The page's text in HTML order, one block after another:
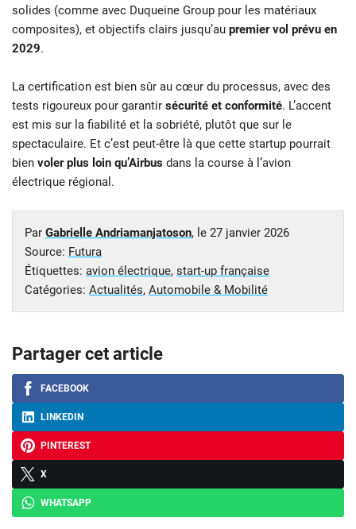
solides (comme avec Duqueine Group pour les matériaux
composites), et objectifs clairs jusqu’au premier vol prévu en
2029.
La certification est bien sûr au cœur du processus, avec des
tests rigoureux pour garantir sécurité et conformité. L’accent
est mis sur la fiabilité et la sobriété, plutôt que sur le
spectaculaire. Et c’est peut-être là que cette startup pourrait
bien voler plus loin qu’Airbus dans la course à l’avion
électrique régional.
Par Gabrielle Andriamanjatoson, le 27 janvier 2026
Source: Futura
Étiquettes: avion électrique, start-up française
Catégories: Actualités, Automobile & Mobilité
Partager cet article
FACEBOOK
LINKEDIN
PINTEREST
X
WHATSAPP